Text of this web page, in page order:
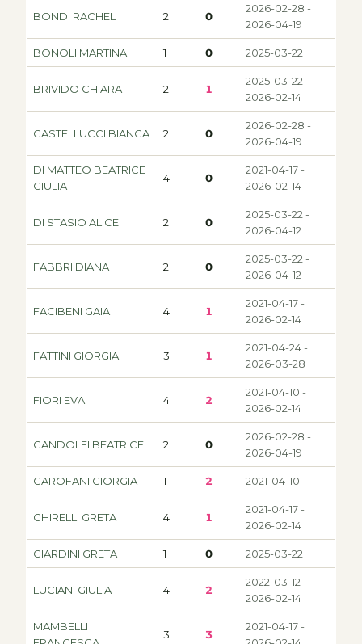
BONDI RACHEL 2 0
2026-02-28 -
2026-04-19
BONOLI MARTINA 1 0 2025-03-22
BRIVIDO CHIARA 2 1
2025-03-22 -
2026-02-14
CASTELLUCCI BIANCA 2 0
2026-02-28 -
2026-04-19
DI MATTEO BEATRICE
GIULIA
4 0
2021-04-17 -
2026-02-14
DI STASIO ALICE 2 0
2025-03-22 -
2026-04-12
FABBRI DIANA 2 0
2025-03-22 -
2026-04-12
FACIBENI GAIA 4 1
2021-04-17 -
2026-02-14
FATTINI GIORGIA 3 1
2021-04-24 -
2026-03-28
FIORI EVA 4 2
2021-04-10 -
2026-02-14
GANDOLFI BEATRICE 2 0
2026-02-28 -
2026-04-19
GAROFANI GIORGIA 1 2 2021-04-10
GHIRELLI GRETA 4 1
2021-04-17 -
2026-02-14
GIARDINI GRETA 1 0 2025-03-22
LUCIANI GIULIA 4 2
2022-03-12 -
2026-02-14
MAMBELLI
3 3
2021-04-17 -